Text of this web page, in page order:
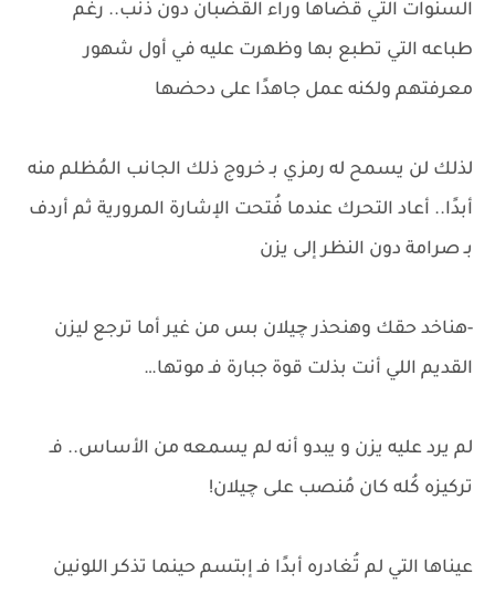
السنوات التي قضاها وراء القُضبان دون ذنب.. رغم
طباعه التي تطبع بها وظهرت عليه في أول شهور
معرفتهم ولكنه عمل جاهدًا على دحضها
لذلك لن يسمح له رمزي بـ خروج ذلك الجانب المُظلم منه
أبدًا.. أعاد التحرك عندما فُتحت الإشارة المرورية ثم أردف
بـ صرامة دون النظر إلى يزن
-هناخد حقك وهنحذر چيلان بس من غير أما ترجع ليزن
القديم اللي أنت بذلت قوة جبارة فـ موتها…
لم يرد عليه يزن و يبدو أنه لم يسمعه من الأساس.. فـ
تركيزه كُله كان مُنصب على چيلان!
عيناها التي لم تُغادره أبدًا فـ إبتسم حينما تذكر اللونين